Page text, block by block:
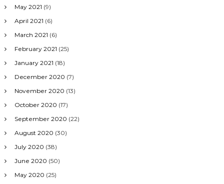
May 2021 (9)
April 2021 (6)
March 2021 (6)
February 2021 (25)
January 2021 (18)
December 2020 (7)
November 2020 (13)
October 2020 (17)
September 2020 (22)
August 2020 (30)
July 2020 (38)
June 2020 (50)
May 2020 (25)